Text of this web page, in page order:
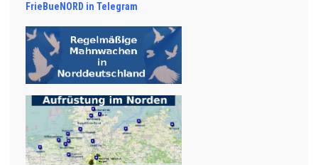
FrieBueNORD in Telegram